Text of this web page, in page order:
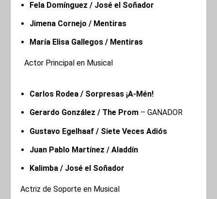
Fela Domínguez / José el Soñador
Jimena Cornejo / Mentiras
María Elisa Gallegos / Mentiras
Actor Principal en Musical
Carlos Rodea / Sorpresas ¡A-Mén!
Gerardo González / The Prom– GANADOR
Gustavo Egelhaaf / Siete Veces Adiós
Juan Pablo Martínez / Aladdín
Kalimba / José el Soñador
Actriz de Soporte en Musical